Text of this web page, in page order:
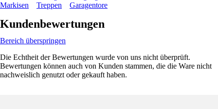
Markisen
Treppen Garagentore
Kundenbewertungen
Bereich überspringen
Die Echtheit der Bewertungen wurde von uns nicht überprüft.
Bewertungen können auch von Kunden stammen, die die Ware nicht
nachweislich genutzt oder gekauft haben.